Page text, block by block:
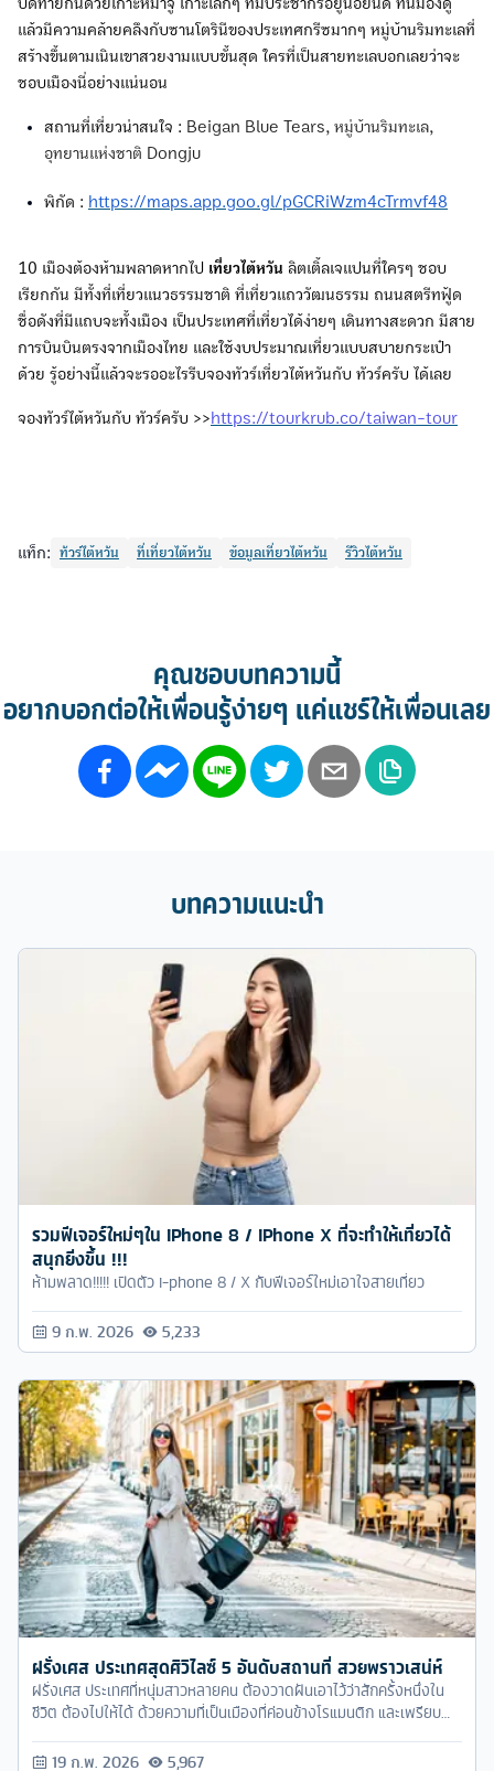
แล้วมีความคล้ายคลึงกับซานโตรินีของประเทศกรีซมากๆ หมู่บ้านริมทะเลที่
สร้างขึ้นตามเนินเขาสวยงามแบบขั้นสุด ใครที่เป็นสายทะเลบอกเลยว่าจะ
ชอบเมืองนี่อย่างแน่นอน
สถานที่เที่ยวน่าสนใจ : Beigan Blue Tears, หมู่บ้านริมทะเล,
อุทยานแห่งชาติ Dongju
พิกัด : https://maps.app.goo.gl/pGCRiWzm4cTrmvf48
10 เมืองต้องห้ามพลาดหากไป เที่ยวไต้หวัน ลิตเติ้ลเจแปนที่ใครๆ ชอบ
เรียกกัน มีทั้งที่เที่ยวแนวธรรมชาติ ที่เที่ยวแถววัฒนธรรม ถนนสตรีทฟู้ด
ชื่อดังที่มีแถบจะทั้งเมือง เป็นประเทศที่เที่ยวได้ง่ายๆ เดินทางสะดวก มีสาย
การบินบินตรงจากเมืองไทย และใช้งบประมาณเที่ยวแบบสบายกระเป๋า
ด้วย รู้อย่างนี้แล้วจะรออะไรรีบจองทัวร์เที่ยวไต้หวันกับ ทัวร์ครับ ได้เลย
จองทัวร์ไต้หวันกับ ทัวร์ครับ >>https://tourkrub.co/taiwan-tour
แท็ก: ทัวร์ไต้หวัน ที่เที่ยวไต้หวัน ข้อมูลเที่ยวไต้หวัน รีวิวไต้หวัน
คุณชอบบทความนี้
อยากบอกต่อให้เพื่อนรู้ง่ายๆ แค่แชร์ให้เพื่อนเลย
บทความแนะนำ
รวมฟีเจอร์ใหม่ๆใน iPhone 8 / iPhone X ที่จะทำให้เที่ยวได้
สนุกยิ่งขึ้น !!!
ห้ามพลาด!!!!! เปิดตัว i-phone 8 / X กับฟีเจอร์ใหม่เอาใจสายเที่ยว
9 ก.พ. 2026 5,233
ฝรั่งเศส ประเทศสุดศิวิไลซ์ 5 อันดับสถานที่ สวยพราวเสน่ห์
ฝรั่งเศส ประเทศที่หนุ่มสาวหลายคน ต้องวาดฝันเอาไว้ว่าสักครั้งหนึ่งใน
ชีวิต ต้องไปให้ได้ ด้วยความที่เป็นเมืองที่ค่อนข้างโรแมนติก และเพรียบ
19 ก.พ. 2026 5,967